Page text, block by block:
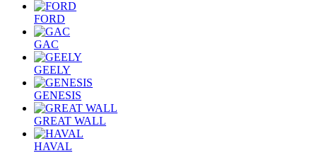
FORD
GAC
GEELY
GENESIS
GREAT WALL
HAVAL